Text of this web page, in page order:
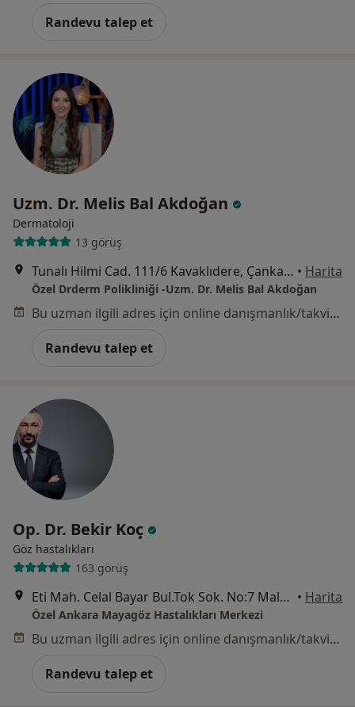
Randevu talep et
Uzm. Dr. Melis Bal Akdoğan
Dermatoloji
13 görüş
Tunalı Hilmi Cad. 111/6 Kavaklıdere, Çankaya/Ankara, Ankara • Harita
Özel Drderm Polikliniği -Uzm. Dr. Melis Bal Akdoğan
Bu uzman ilgili adres için online danışmanlık/takvim sunmuyor.
Randevu talep et
Op. Dr. Bekir Koç
Göz hastalıkları
163 görüş
Eti Mah. Celal Bayar Bul.Tok Sok. No:7 Maltepe Çankaya, Ankara • Harita
Özel Ankara Mayagöz Hastalıkları Merkezi
Bu uzman ilgili adres için online danışmanlık/takvim sunmuyor.
Randevu talep et